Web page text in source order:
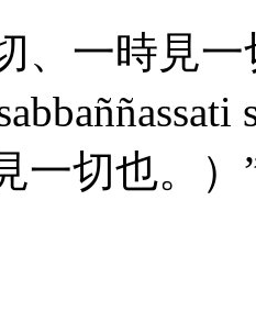
、一時見
ññassati
一切也。）